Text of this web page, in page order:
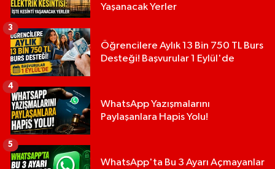
Yaşanacak Yerler
Öğrencilere Aylık 13 Bin 750 TL Burs
Desteği! Başvurular 1 Eylül'de
3
WhatsApp Yazışmalarını
Paylaşanlara Hapis Yolu!
4
WhatsApp'ta Bu 3 Ayarı Açmayanlar
5